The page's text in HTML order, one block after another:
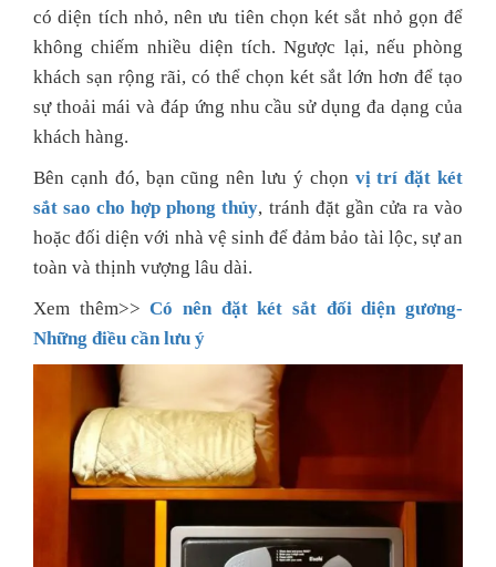
có diện tích nhỏ, nên ưu tiên chọn két sắt nhỏ gọn để
không chiếm nhiều diện tích. Ngược lại, nếu phòng
khách sạn rộng rãi, có thể chọn két sắt lớn hơn để tạo
sự thoải mái và đáp ứng nhu cầu sử dụng đa dạng của
khách hàng.
Bên cạnh đó, bạn cũng nên lưu ý chọn vị trí đặt két
sắt sao cho hợp phong thủy, tránh đặt gần cửa ra vào
hoặc đối diện với nhà vệ sinh để đảm bảo tài lộc, sự an
toàn và thịnh vượng lâu dài.
Xem thêm>>Có nên đặt két sắt đối diện gương-
Những điều cần lưu ý